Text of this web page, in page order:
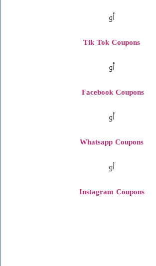
أو
Tik Tok Coupons
أو
Facebook Coupons
أو
Whatsapp Coupons
أو
Coupons
Instagram